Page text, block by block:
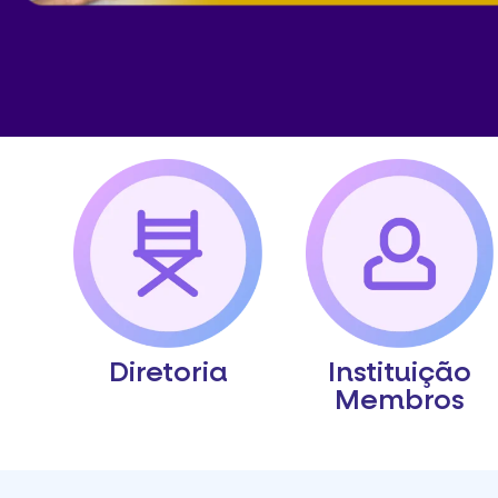
Diretoria Instituição
Membros